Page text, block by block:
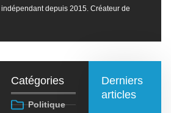
depuis 2015. Créateur de
Catégories
Politique
Derniers
articles